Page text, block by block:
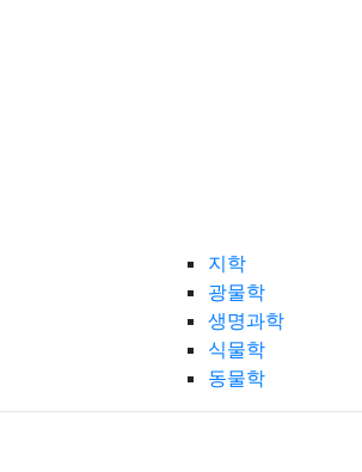
지학
광물학
생명과학
식물학
동물학